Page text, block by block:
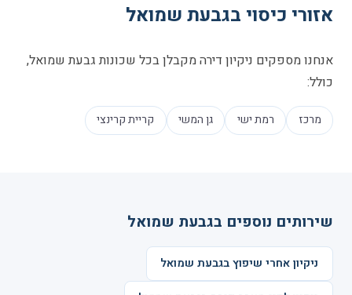
אזורי כיסוי בגבעת שמואל
אנחנו מספקים ניקיון דירה מקבלן בכל שכונות גבעת שמואל,
כולל:
מרכז רמת ישי גן המשי קריית קרינצי
שירותים נוספים בגבעת שמואל
ניקיון אחרי שיפוץ בגבעת שמואל